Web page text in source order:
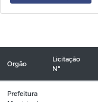
Orgão
Licitação
Nº
Prefeitura